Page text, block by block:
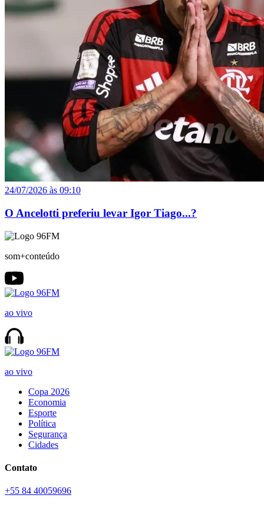
24/07/2026 às 09:10
O Ancelotti preferiu levar Igor Tiago...?
som+conteúdo
ao vivo
ao vivo
Copa 2026
Economia
Esporte
Política
Segurança
Cidades
Contato
+55 84 40059696